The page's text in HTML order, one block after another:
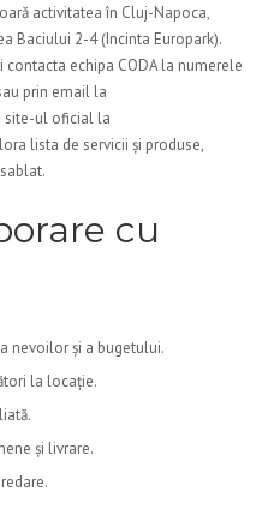
activitatea în Cluj-Napoca,
Baciului 2-4 (Incinta Europark).
echipa CODA la numerele
prin email la
site-ul oficial la
lista de servicii și produse,
cu
nevoilor și a bugetului.
la locație.
și livrare.